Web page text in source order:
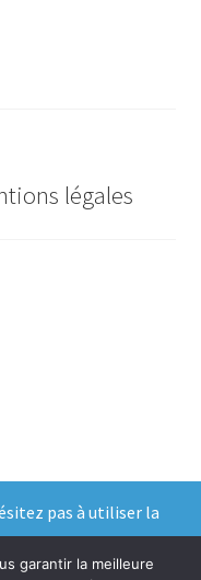
pas à utiliser la
légales
garantir la meilleure